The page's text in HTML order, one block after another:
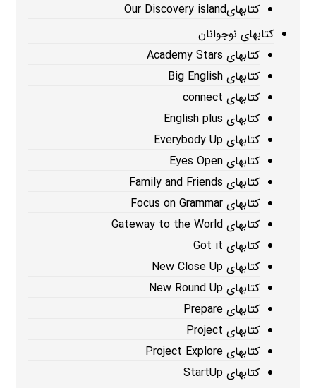
کتابهایOur Discovery island
کتابهای نوجوانان
کتابهای Academy Stars
کتابهای Big English
کتابهای connect
کتابهای English plus
کتابهای Everybody Up
کتابهای Eyes Open
کتابهای Family and Friends
کتابهای Focus on Grammar
کتابهای Gateway to the World
کتابهای Got it
کتابهای New Close Up
کتابهای New Round Up
کتابهای Prepare
کتابهای Project
کتابهای Project Explore
کتابهای StartUp